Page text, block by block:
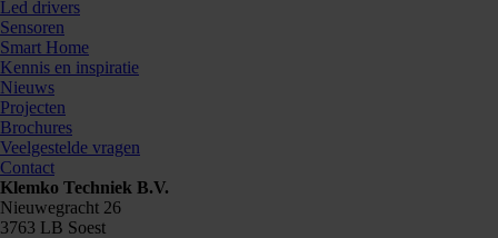
Led drivers
Sensoren
Smart Home
Kennis en inspiratie
Nieuws
Projecten
Brochures
Veelgestelde vragen
Contact
Klemko Techniek B.V.
Nieuwegracht 26
3763 LB Soest